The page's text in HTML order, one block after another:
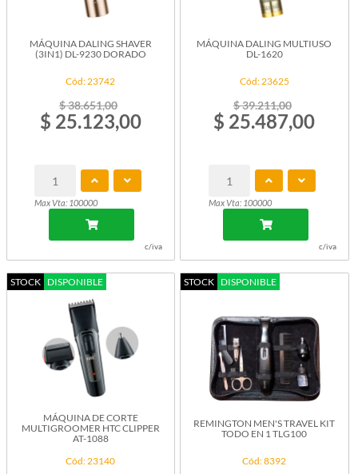
MÁQUINA DALING SHAVER
(3IN1) DL-9230 DORADO
Cód: 23742
$ 38.651,00
$ 25.123,00
Max Vta: 100000
c/iva
MÁQUINA DALING MULTIUSO
DL-1620
Cód: 23625
$ 39.211,00
$ 25.487,00
Max Vta: 100000
c/iva
STOCK DISPONIBLE
MÁQUINA DE CORTE
MULTIGROOMER HTC CLIPPER
AT-1088
Cód: 23140
STOCK DISPONIBLE
REMINGTON MEN'S TRAVEL KIT
TODO EN 1 TLG100
Cód: 8392